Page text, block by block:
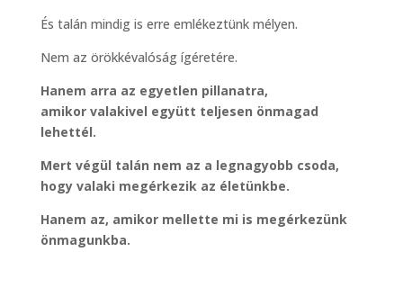
És talán mindig is erre emlékeztünk mélyen.
Nem az örökkévalóság ígéretére.
Hanem arra az egyetlen pillanatra,
amikor valakivel együtt teljesen önmagad
lehettél.
Mert végül talán nem az a legnagyobb csoda,
hogy valaki megérkezik az életünkbe.
Hanem az, amikor mellette mi is megérkezünk
önmagunkba.